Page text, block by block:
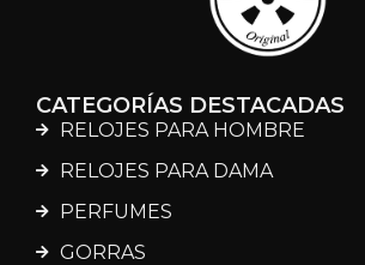
CATEGORÍAS DESTACADAS
RELOJES PARA HOMBRE
RELOJES PARA DAMA
PERFUMES
GORRAS